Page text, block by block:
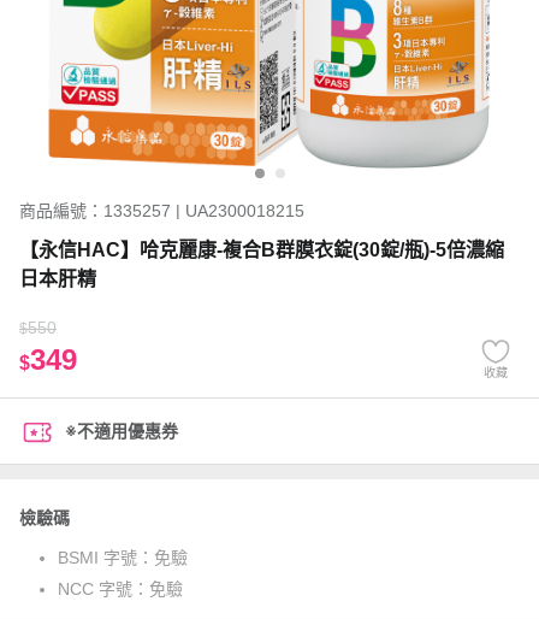
商品編號：1335257 | UA2300018215
【永信HAC】哈克麗康-複合B群膜衣錠(30錠/瓶)-5倍濃縮
日本肝精
$550
$349 收藏
※不適用優惠券
檢驗碼
BSMI 字號： 免驗
NCC 字號： 免驗